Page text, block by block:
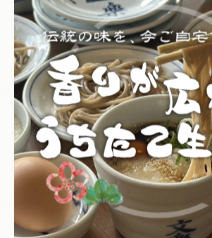
皿そば文楽 砥堀店
皿そば文楽 赤穂店
皿そば文楽 奈良東向通店
そば
だし
団体
宴会
持ち帰り
皿そば文楽
姉妹店